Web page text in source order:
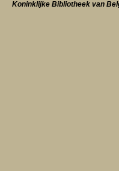
Koninklijke Bibliotheek van